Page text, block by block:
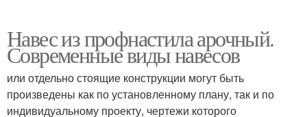
Навес из профнастила арочный.
Современные виды навесов
или отдельно стоящие конструкции могут быть
произведены как по установленному плану, так и по
индивидуальному проекту, чертежи которого